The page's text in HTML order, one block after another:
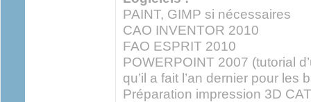
PAINT, GIMP si nécessaires
CAO INVENTOR 2010
FAO ESPRIT 2010
POWERPOINT 2007 (tutorial
qu’il a fait l’an dernier pour les
Préparation impression 3D